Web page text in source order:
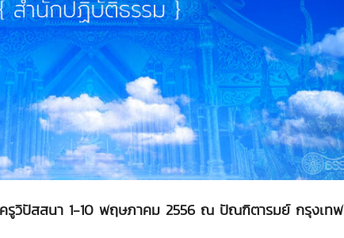
รูวิปัสสนา 1-10 พฤษภาคม 2556 ณ ปัณฑิตารมย์ กรุงเทพ